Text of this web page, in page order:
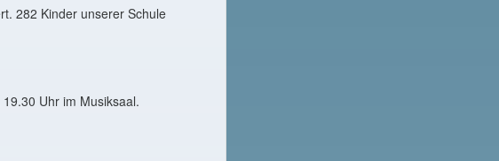
282 Kinder unserer Schule
Uhr im Musiksaal.